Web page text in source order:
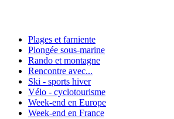
Plages et farniente
Plongée sous-marine
Rando et montagne
Rencontre avec...
Ski - sports hiver
Vélo - cyclotourisme
Week-end en Europe
Week-end en France